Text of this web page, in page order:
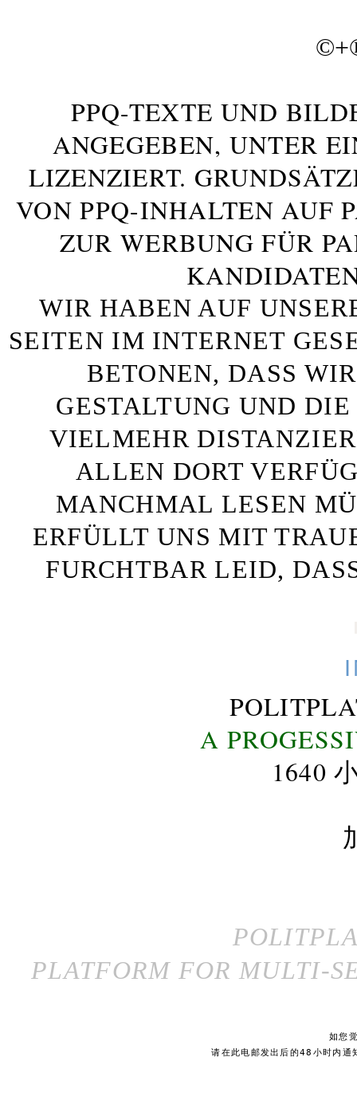
©+
PPQ-TEXTE UND
ANGEGEBEN, UNTER
LIZENZIERT.
VON PPQ-INHALTEN AUF
ZUR WERBUNG FÜR
WIR HABEN AUF
SEITEN IM INTERNET
BETONEN, DASS
GESTALTUNG UND
VIELMEHR
ALLEN DORT
MANCHMAL LESEN
ERFÜLLT UNS MIT
FURCHTBAR LEID,
A
1640
PLATFORM FOR MULTI-
如您
请在此电邮发出后的48小时内通